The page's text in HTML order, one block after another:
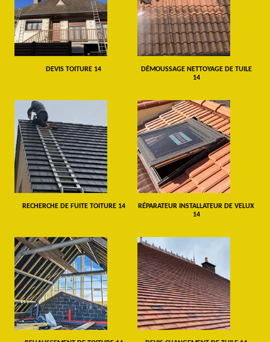
DEVIS TOITURE 14
DÉMOUSSAGE NETTOYAGE DE TUILE
14
RECHERCHE DE FUITE TOITURE 14
RÉPARATEUR INSTALLATEUR DE VELUX
14